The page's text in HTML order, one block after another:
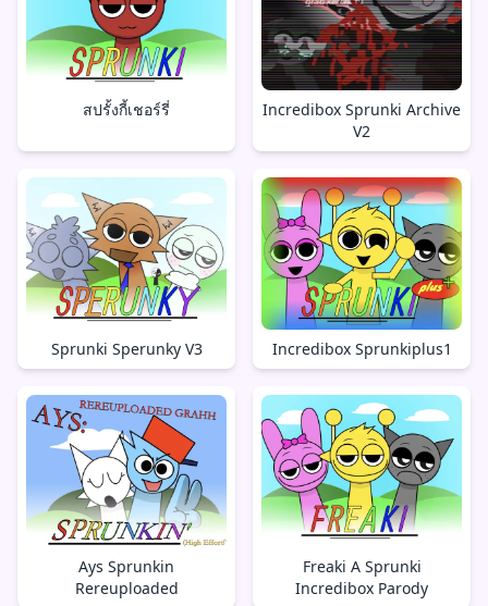
สปรั้งกี้เชอร์รี่
Incredibox Sprunki Archive
V2
Sprunki Sperunky V3 Incredibox Sprunkiplus1
Ays Sprunkin
Rereuploaded
Freaki A Sprunki
Incredibox Parody